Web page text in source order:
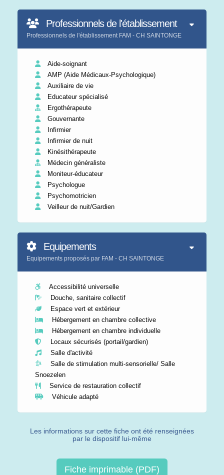
Professionnels de l'établissement
Professionnels de l'établissement FAM - CH SAINTONGE
Aide-soignant
AMP (Aide Médicaux-Psychologique)
Auxiliaire de vie
Educateur spécialisé
Ergothérapeute
Gouvernante
Infirmier
Infirmier de nuit
Kinésithérapeute
Médecin généraliste
Moniteur-éducateur
Psychologue
Psychomotricien
Veilleur de nuit/Gardien
Equipements
Equipements proposés par FAM - CH SAINTONGE
Accessibilité universelle
Douche, sanitaire collectif
Espace vert et extérieur
Hébergement en chambre collective
Hébergement en chambre individuelle
Locaux sécurisés (portail/gardien)
Salle d'activité
Salle de stimulation multi-sensorielle/ Salle
Snoezelen
Service de restauration collectif
Véhicule adapté
Les informations sur cette fiche ont été renseignées
par le dispositif lui-même
Fiche imprimable (PDF)